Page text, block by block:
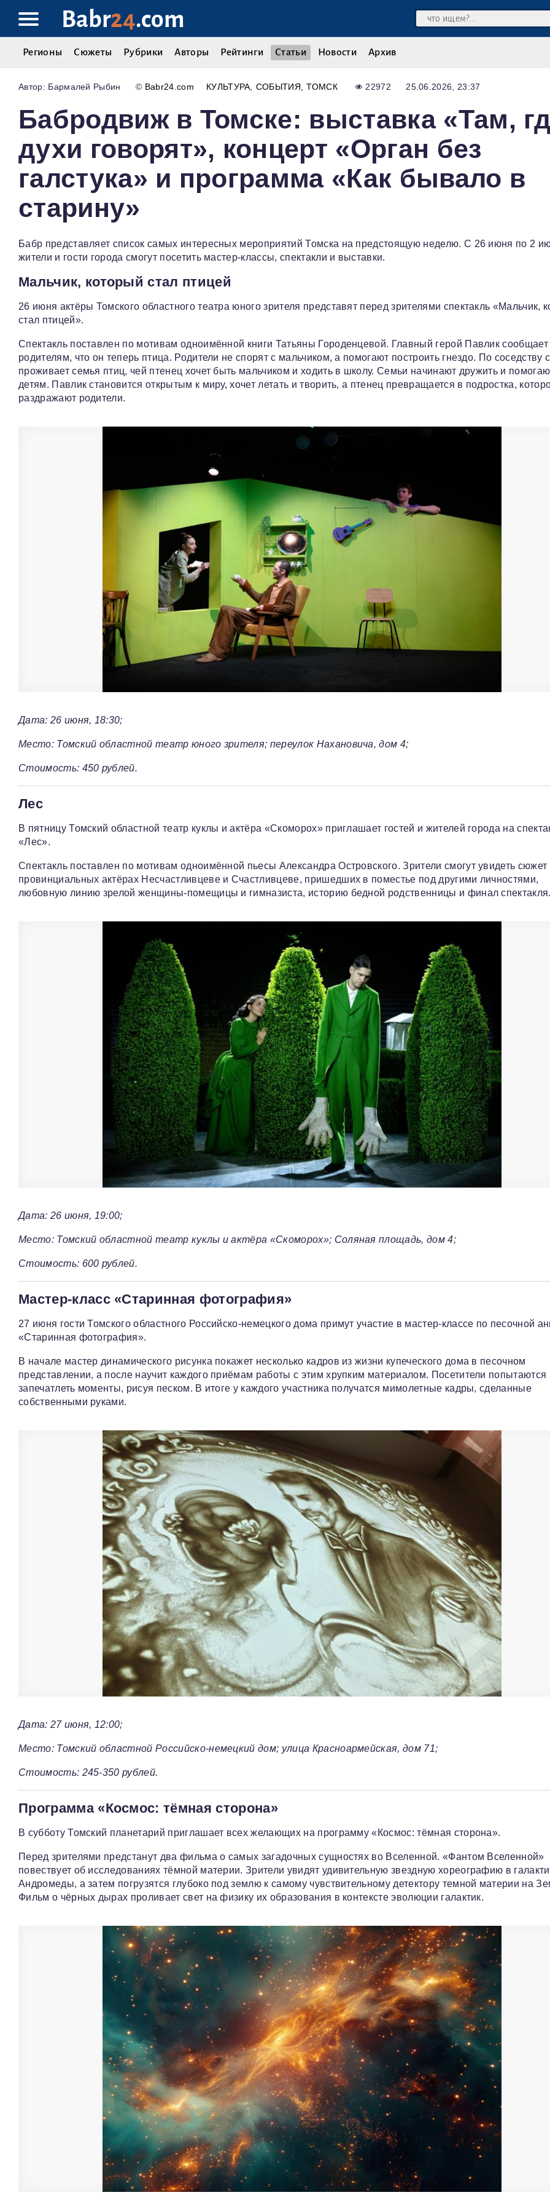
Babr24.com
Регионы Сюжеты Рубрики Авторы Рейтинги Статьи Новости Архив
Бармалей Рыбин © Babr24.com КУЛЬТУРА СОБЫТИЯ ТОМСК 22972 25.06.2026, 23:37
Бабродвиж в Томске: выставка «Там,
духи говорят», концерт «Орган без
галстука» и программа «Как бывало в
старину»
Бабр представляет список самых интересных мероприятий Томска на предстоящую неделю. С 26 июня по 2
жители и гости города смогут посетить мастер-классы, спектакли и выставки.
Мальчик, который стал птицей
26 июня актёры Томского областного театра юного зрителя представят перед зрителями спектакль «Мальчик,
стал птицей».
Спектакль поставлен по мотивам одноимённой книги Татьяны Городенцевой. Главный герой Павлик сообщает
родителям, что он теперь птица. Родители не спорят с мальчиком, а помогают построить гнездо. По соседству
проживает семья птиц, чей птенец хочет быть мальчиком и ходить в школу. Семьи начинают дружить и
детям. Павлик становится открытым к миру, хочет летать и творить, а птенец превращается в подростка,
раздражают родители.
Дата: 26 июня, 18:30;
Место: Томский областной театр юного зрителя; переулок Нахановича, дом 4;
Стоимость: 450 рублей.
Лес
В пятницу Томский областной театр куклы и актёра «Скоморох» приглашает гостей и жителей города на
«Лес».
Спектакль поставлен по мотивам одноимённой пьесы Александра Островского. Зрители смогут увидеть сюжет
провинциальных актёрах Несчастливцеве и Счастливцеве, пришедших в поместье под другими личностями,
любовную линию зрелой женщины-помещицы и гимназиста, историю бедной родственницы и финал спектакля.
Дата: 26 июня, 19:00;
Место: Томский областной театр куклы и актёра «Скоморох»; Соляная площадь, дом 4;
Стоимость: 600 рублей.
Мастер-класс «Старинная фотография»
27 июня гости Томского областного Российско-немецкого дома примут участие в мастер-классе по песочной
«Старинная фотография».
В начале мастер динамического рисунка покажет несколько кадров из жизни купеческого дома в песочном
представлении, а после научит каждого приёмам работы с этим хрупким материалом. Посетители попытаются
запечатлеть моменты, рисуя песком. В итоге у каждого участника получатся мимолетные кадры, сделанные
собственными руками.
Дата: 27 июня, 12:00;
Место: Томский областной Российско-немецкий дом; улица Красноармейская, дом 71;
Стоимость: 245-350 рублей.
Программа «Космос: тёмная сторона»
В субботу Томский планетарий приглашает всех желающих на программу «Космос: тёмная сторона».
Перед зрителями предстанут два фильма о самых загадочных сущностях во Вселенной. «Фантом Вселенной»
повествует об исследованиях тёмной материи. Зрители увидят удивительную звездную хореографию в
Андромеды, а затем погрузятся глубоко под землю к самому чувствительному детектору темной материи на
Фильм о чёрных дырах проливает свет на физику их образования в контексте эволюции галактик.